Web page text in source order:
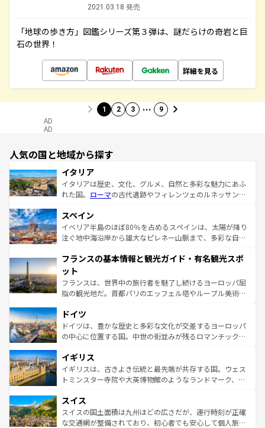
2021.03.18 発売
「地球の歩き方」図鑑シリーズ第３弾は、謎だらけの奇岩と巨
石の世界！
詳細を見る
1 2 3 … 9
AD
AD
人気の国と地域から探す
イタリア
イタリアは歴史、文化、グルメ、自然と多彩な魅力にあふ
れた国。 ローマの古代遺跡やフィレンツェのルネッサンス
ろん、トスカーナの美しい田園風景やアマルフィ海岸の絶
景など、自然景観も見逃せない。観光の合間には、本場の
ピザやパスタなど、絶品のイタリア料理を堪能することも
ませてくれるイタリアで、忘れられない旅をしてみよう！
なお、新着のイタリア情報は
しい。
スペイン
イベリア半島のほぼ80％を占めるスペインは、太陽が降り
注ぐ地中海沿岸から雄大なピレネー山脈まで、多彩な自然
文化が根付くこの国では、情熱的なフラメンコ、熱気あふ
れる闘牛、そして美味しいタパスが生活の一部となってい
る。首都マドリードの洗練された雰囲気や、バルセロナの
アートに溢れた街角から、地方では古代ローマ遺跡や中世
せる。地方によって風土や気候が異なるスペインはその個
性で訪れる人を魅了する。 なお、新着のスペイン情報は コ
ンテンツ一覧を参照してほしい。
フランスの基本情報と観光ガイド・有名観光スポ
ット
フランスは、世界中の旅行者を魅了し続けるヨーロッパ屈
指の観光地だ。首都パリのエッフェル塔やルーブル美術館
で、幅広い魅力が詰まっている。華麗な宮殿、歴史的な大
聖堂、美しいビーチ、そして豊かな自然が、訪れる者を心
から魅了する。また、フランスは美食の国としても知ら
いる。シャンパンの発祥地であるランス、プロヴァンスの
香り高いラベンダー畑など、多彩な楽しみ方が可能だ。さ
らに、パリ以外の地域にも魅力が溢れており、どの街角に
れる地方に足を運ぶとそれぞれで全く異なる文化を体験で
きるだろう。 なお、新着のフランス情報はコンテンツ一覧
を参照してほしい。
ドイツ
ドイツは、豊かな歴史と多彩な文化が交差するヨーロッパ
の中心に位置する国。中世の街並みが残るロマンチック街
顔を持つこの国は、どこを歩いても飽きることがない。ベ
ルリンの文化的活気、バイエルン州のアルプスの絶景、そ
してライン川沿いのワイン畑といった風景は必見。ビール
は、お酒好きな人にはぜひ体験してほしい。 なお、新着の
ドイツ情報はコンテンツ一覧を参照してほしい。
イギリス
イギリスは、古きよき伝統と最先端が共存する国。ウェス
トミンスター寺院や大英博物館のようなランドマーク、歴
リアごとに異なる魅力がある。また、優雅なアフタヌーン
ティー、ビール好きにはたまらない英国パブ、サッカー観
戦など、本場だからこそできる体験も豊富。イギリスを旅
スイス
スイスの国土面積は九州ほどの広さだが、運行時刻が正確
な交通網が整備されており、初心者でも安心して個人旅行